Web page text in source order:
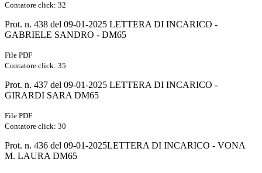
Contatore click: 32
Prot. n. 438 del 09-01-2025 LETTERA DI INCARICO -
GABRIELE SANDRO - DM65
File PDF
Contatore click: 35
Prot. n. 437 del 09-01-2025 LETTERA DI INCARICO -
GIRARDI SARA DM65
File PDF
Contatore click: 30
Prot. n. 436 del 09-01-2025LETTERA DI INCARICO - VONA
M. LAURA DM65